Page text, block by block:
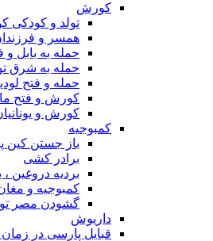
کورش
تولد و
همسر و
حمله به بابل
حمله به شرق
حمله و فتح
کورش و فتح
کورش و
کمبوجیه
باز جستن کین
برادر کشی
بردیه
کمبوجیه و
گشودن مصر
داریوش
قبایل پارسی در